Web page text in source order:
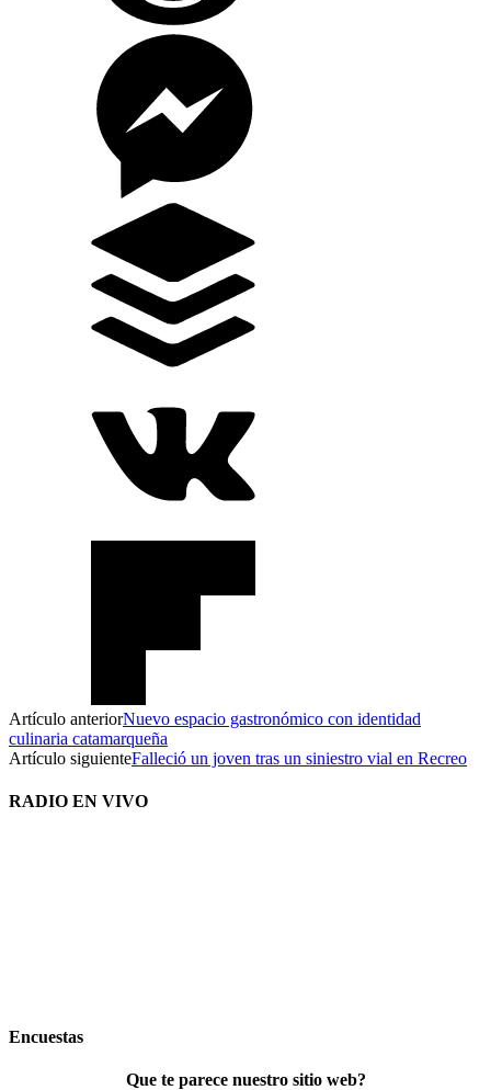
Artículo anteriorNuevo espacio gastronómico con identidad
culinaria catamarqueña
Artículo siguienteFalleció un joven tras un siniestro vial en Recreo
RADIO EN VIVO
Encuestas
Que te parece nuestro sitio web?